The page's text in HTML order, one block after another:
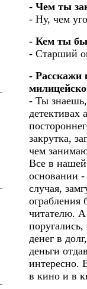
- Чем ты
- Ну, чем
- Кем ты
- Старший
- Расскажи
- Ты
детективах
закрутка,
чем
Все в
основании
случая,
ограбления
читателю.
денег в
деньги
интересно.
в кино и в